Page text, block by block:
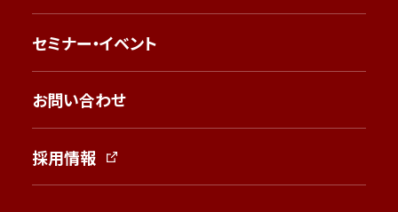
セミナー・イベント
お問い合わせ
採用情報